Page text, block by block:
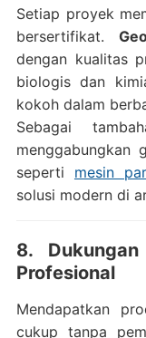
Setiap proyek
bersertifikat.
dengan kualitas
biologis dan
kokoh dalam
Sebagai
menggabungkan
seperti mesin
solusi modern di
8.
Profesional
Mendapatkan
cukup tanpa